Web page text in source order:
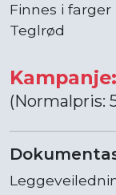
Finnes i
Teglrød
(Normalpris: